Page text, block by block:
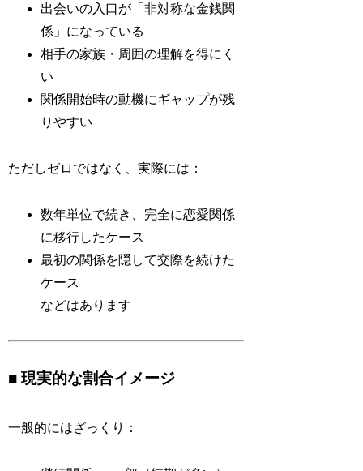
出会いの入口が「非対称な金銭関
係」になっている
相手の家族・周囲の理解を得にく
い
関係開始時の動機にギャップが残
りやすい
ただしゼロではなく、実際には：
数年単位で続き、完全に恋愛関係
に移行したケース
最初の関係を隠して交際を続けた
ケース
などはあります
■ 現実的な割合イメージ
一般的にはざっくり：